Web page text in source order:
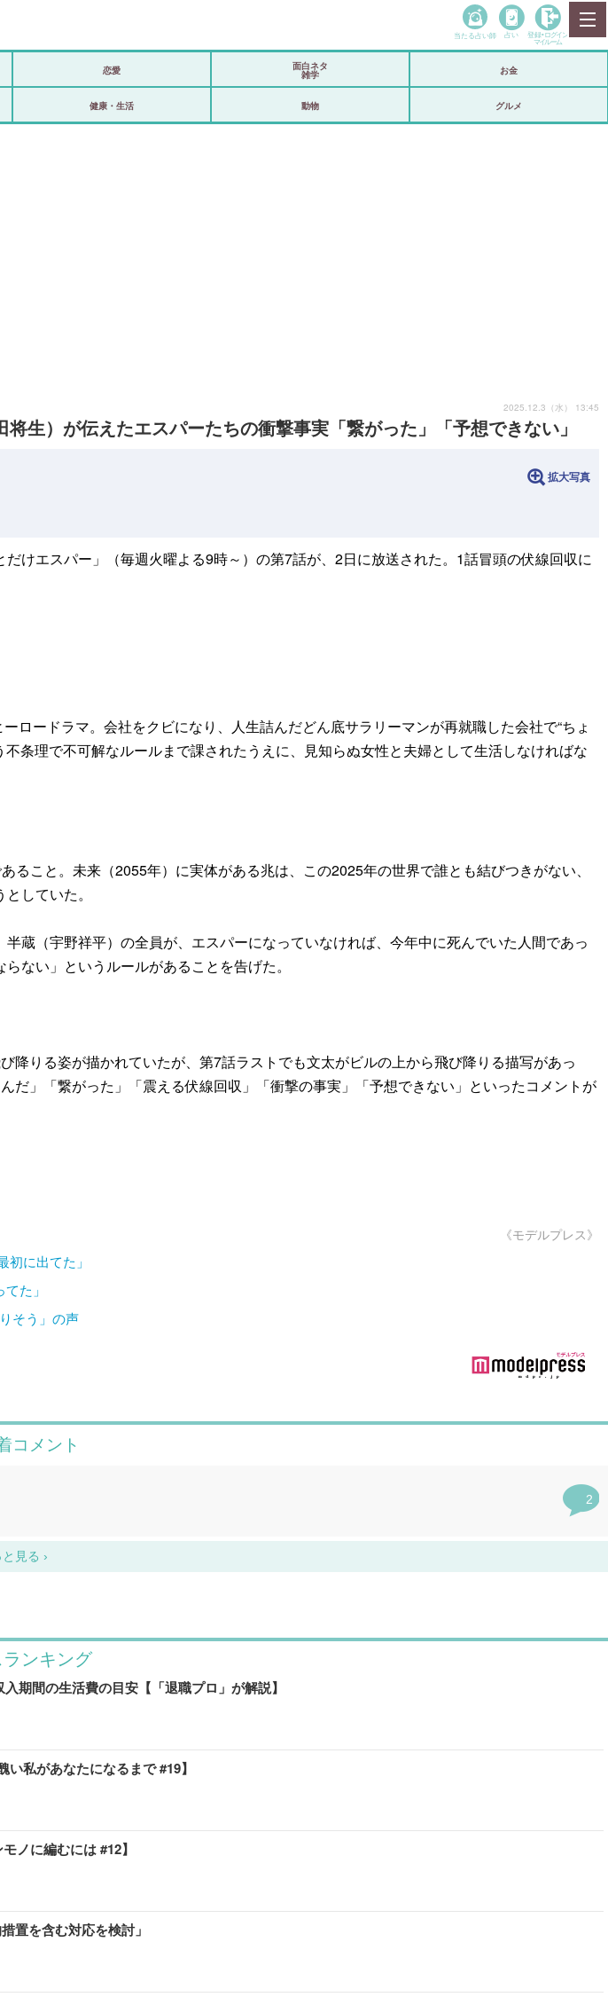
当たる占い師 占い 登録• ログイン
マイルーム
恋愛
面白ネタ
雑学
お金
健康・生活 動物 グルメ
生）が伝えたエスパーたちの衝撃事実「繋がった」「予想できない」
2025.12.3（水） 13:45
拡大写真
けエスパー」（毎週火曜よる9時～）の第7話が、2日に放送された。1話冒頭の伏線回収に
ードラマ。会社をクビになり、人生詰んだどん底サラリーマンが再就職した会社で“ちょ
条理で不可解なルールまで課されたうえに、見知らぬ女性と夫婦として生活しなければな
こと。未来（2055年）に実体がある兆は、この2025年の世界で誰とも結びつきがない、
していた。
蔵（宇野祥平）の全員が、エスパーになっていなければ、今年中に死んでいた人間であっ
ない」というルールがあることを告げた。
りる姿が描かれていたが、第7話ラストでも文太がビルの上から飛び降りる描写があっ
」「繋がった」「震える伏線回収」「衝撃の事実」「予想できない」といったコメントが
《モデルプレス》
に出てた」
た」
そう」の声
ランキング
期間の生活費の目安【「退職プロ」が解説】
私があなたになるまで #19】
ノに編むには #12】
置を含む対応を検討」